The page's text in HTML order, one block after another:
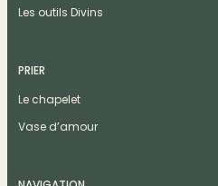
Les outils Divins
PRIER
Le chapelet
Vase d’amour